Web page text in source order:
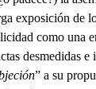
exposición de
como una
desmedidas e
” a su